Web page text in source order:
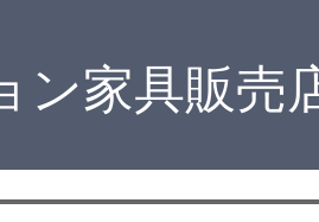
ン家具販売